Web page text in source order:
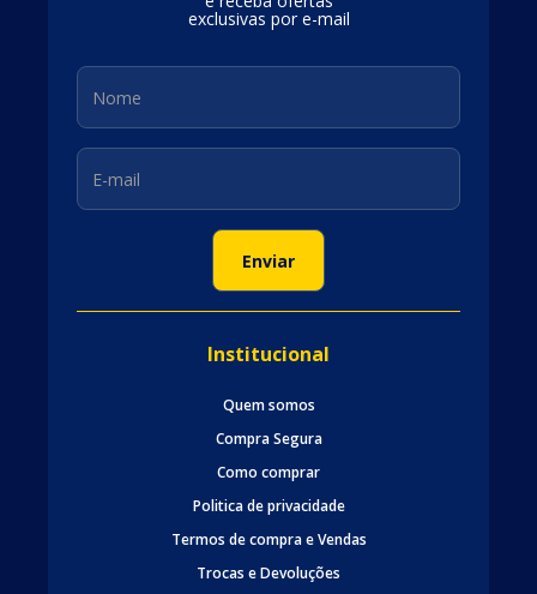
exclusivas por e-mail
Institucional
Quem somos
Compra Segura
Como comprar
Politica de privacidade
Termos de compra e Vendas
Trocas e Devoluções